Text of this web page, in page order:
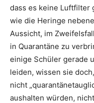
dass es keine Luftfilter
wie die Heringe
Aussicht, im
in Quarantäne zu
einige Schüler gerade
leiden, wissen sie
nicht
aushalten würden,